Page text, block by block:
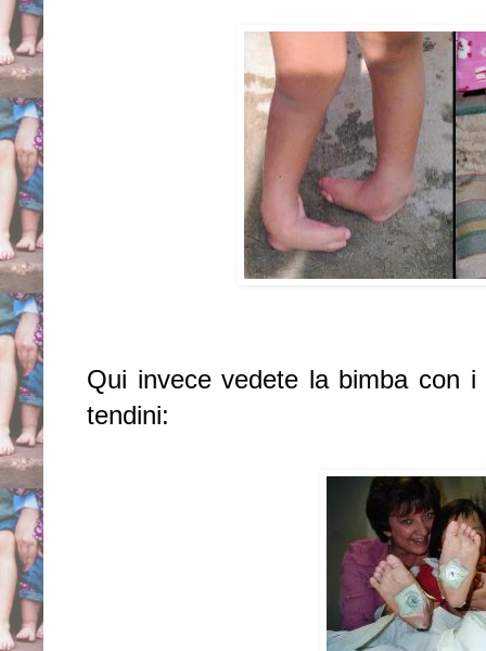
Qui invece vedete la bimba con
tendini: